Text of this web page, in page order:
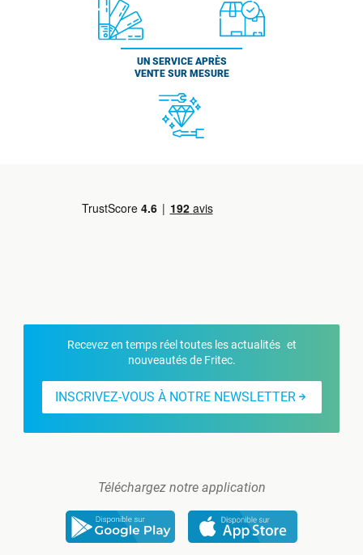
UN SERVICE APRÈS
VENTE SUR MESURE
Recevez en temps réel toutes les actualités et
nouveautés de Fritec.
INSCRIVEZ-VOUS À NOTRE NEWSLETTER
Téléchargez notre application